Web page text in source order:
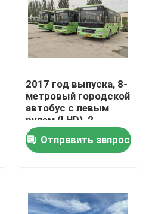
2017 год выпуска, 8-
метровый городской
автобус с левым
рулем (LHD), 2-
ступенчатой
конструкцией входа
и объемом
Отправить запрос